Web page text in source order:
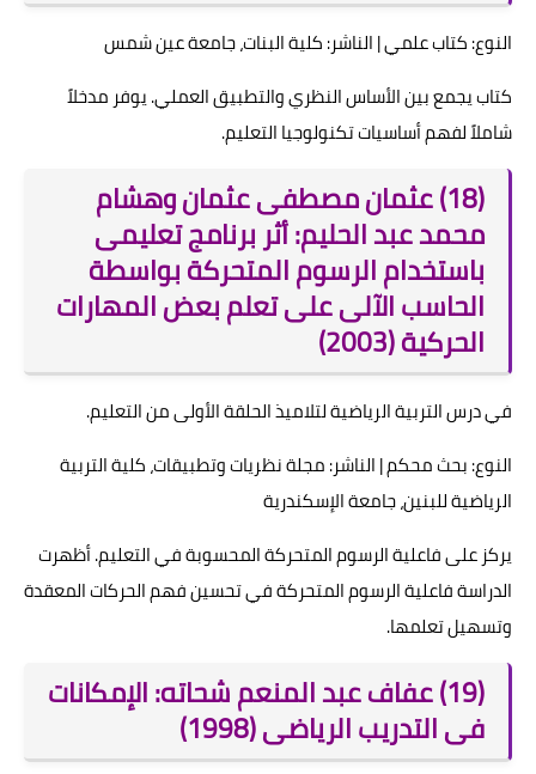
النوع: كتاب علمي | الناشر: كلية البنات، جامعة عين شمس
كتاب يجمع بين الأساس النظري والتطبيق العملي. يوفر مدخلاً
شاملاً لفهم أساسيات تكنولوجيا التعليم.
(18) عثمان مصطفى عثمان وهشام
محمد عبد الحليم: أثر برنامج تعليمى
باستخدام الرسوم المتحركة بواسطة
الحاسب الآلى على تعلم بعض المهارات
الحركية (2003)
في درس التربية الرياضية لتلاميذ الحلقة الأولى من التعليم.
النوع: بحث محكم | الناشر: مجلة نظريات وتطبيقات، كلية التربية
الرياضية للبنين، جامعة الإسكندرية
يركز على فاعلية الرسوم المتحركة المحسوبة في التعليم. أظهرت
الدراسة فاعلية الرسوم المتحركة في تحسين فهم الحركات المعقدة
وتسهيل تعلمها.
(19) عفاف عبد المنعم شحاته: الإمكانات
فى التدريب الرياضى (1998)